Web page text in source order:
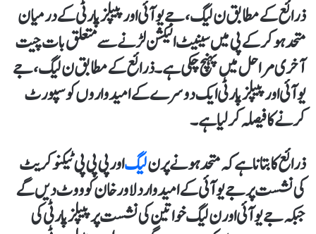
ذرائع کے مطابق ن لیگ، جے یو آئی اور پیپلز پارٹی کے درمیان
متحد ہو کر کے پی میں سینیٹ الیکشن لڑنے سے متعلق بات چیت
آخری مراحل میں پہنچ چکی ہے۔ذرائع کے مطابق ن لیگ، جے
یو آئی اور پیپلز پارٹی ایک دوسرے کے امیدواروں کو سپورٹ
کرنے کا فیصلہ کر لیا ہے۔
ذرائع کا بتانا ہے کہ متحد ہونے پر نلیگاور پی پی پی ٹیکنوکریٹ
کی نشست پر جے یو آئی کے امیدوار دلاور خان کو ووٹ دیں گے
جبکہ جے یو آئی اور ن لیگ خواتین کی نشست پر پیپلز پارٹی کی